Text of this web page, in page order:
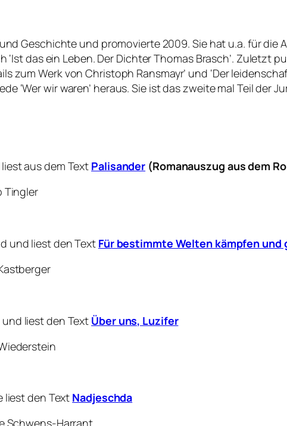
Geschichte und promovierte 2009. Sie hat u.a. für die
das ein Leben. Der Dichter Thomas Brasch’. Zuletzt
zum Werk von Christoph Ransmayr’ und ‘Der
‘Wer wir waren’ heraus. Sie ist das zweite mal Teil der
aus dem Text Palisander (Romanauszug aus dem
Tingler
und liest den Text Für bestimmte Welten kämpfen und
liest den Text Über uns, Luzifer
liest den Text Nadjeschda